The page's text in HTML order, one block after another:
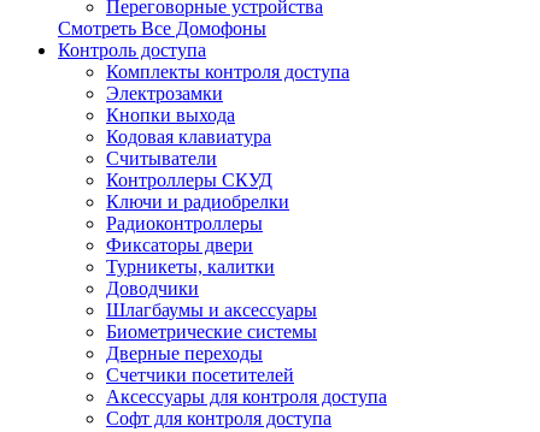
Переговорные устройства
Смотреть Все Домофоны
Контроль доступа
Комплекты контроля доступа
Электрозамки
Кнопки выхода
Кодовая клавиатура
Считыватели
Контроллеры СКУД
Ключи и радиобрелки
Радиоконтроллеры
Фиксаторы двери
Турникеты, калитки
Доводчики
Шлагбаумы и аксессуары
Биометрические системы
Дверные переходы
Счетчики посетителей
Аксессуары для контроля доступа
Софт для контроля доступа